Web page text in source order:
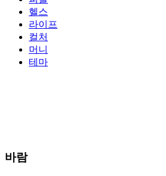
헬스
라이프
컬처
머니
테마
바람